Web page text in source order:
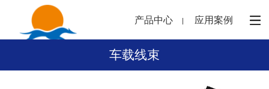
产品中心 应用案例
车载线束